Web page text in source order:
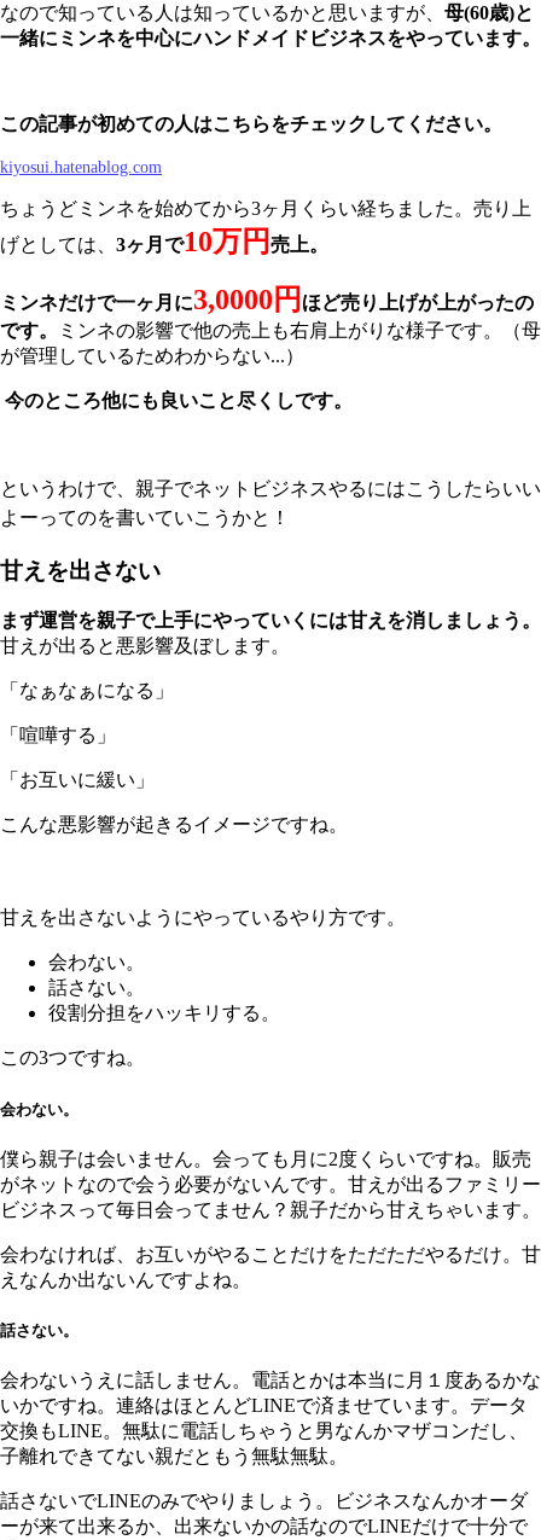
なので知っている人は知っているかと思いますが、 母(60歳)と
一緒にミンネを中心にハンドメイドビジネスをやっています。
この記事が初めての人はこちらをチェックしてください。
kiyosui.hatenablog.com
ちょうどミンネを始めてから3ヶ月くらい経ちました。売り上
げとしては、 3ヶ月で10万円 売上。
ミンネだけで一ヶ月に3,0000円 ほど売り上げが上がったの
です。
ミンネの影響で他の売上も右肩上がりな様子です。（母
が管理しているためわからない...）
今のところ他にも良いこと尽くしです。
というわけで、親子でネットビジネスやるにはこうしたらいい
よーってのを書いていこうかと！
甘えを出さない
まず運営を親子で上手にやっていくには甘えを消しましょう。
甘えが出ると悪影響及ぼします。
「なぁなぁになる」
「喧嘩する」
「お互いに緩い」
こんな悪影響が起きるイメージですね。
甘えを出さないようにやっているやり方です。
会わない。
話さない。
役割分担をハッキリする。
この3つですね。
会わない。
僕ら親子は会いません。会っても月に2度くらいですね。販売
がネットなので会う必要がないんです。甘えが出るファミリー
ビジネスって毎日会ってません？親子だから甘えちゃいます。
会わなければ、お互いがやることだけをただただやるだけ。甘
えなんか出ないんですよね。
話さない。
会わないうえに話しません。電話とかは本当に月１度あるかな
いかですね。連絡はほとんどLINEで済ませています。データ
交換もLINE。無駄に電話しちゃうと男なんかマザコンだし、
子離れできてない親だともう無駄無駄。
話さないでLINEのみでやりましょう。ビジネスなんかオーダ
ーが来て出来るか、出来ないかの話なのでLINEだけで十分で